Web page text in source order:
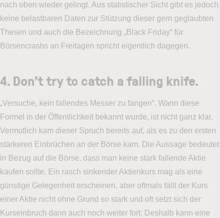
nach oben wieder gelingt. Aus statistischer Sicht gibt es jedoch
keine belastbaren Daten zur Stützung dieser gern geglaubten
Thesen und auch die Bezeichnung „Black Friday“ für
Börsencrashs an Freitagen spricht eigentlich dagegen.
4. Don’t try to catch a falling knife.
„Versuche, kein fallendes Messer zu fangen“. Wann diese
Formel in der Öffentlichkeit bekannt wurde, ist nicht ganz klar.
Vermutlich kam dieser Spruch bereits auf, als es zu den ersten
stärkeren Einbrüchen an der Börse kam. Die Aussage bedeutet
in Bezug auf die Börse, dass man keine stark fallende Aktie
kaufen sollte. Ein rasch sinkender Aktienkurs mag als eine
günstige Gelegenheit erscheinen, aber oftmals fällt der Kurs
einer Aktie nicht ohne Grund so stark und oft setzt sich der
Kurseinbruch dann auch noch weiter fort. Deshalb kann eine